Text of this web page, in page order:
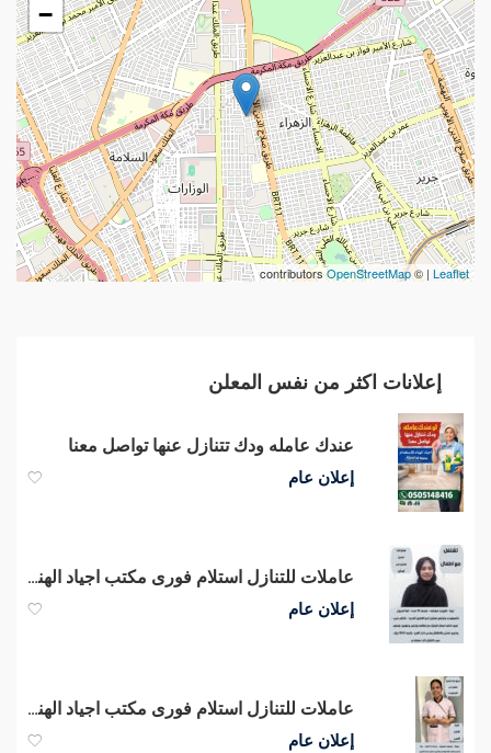
−
Leaflet
| ©
OpenStreetMap
contributors
إعلانات اكثر من نفس المعلن
عندك عامله ودك تتنازل عنها تواصل معنا
إعلان عام
عاملات للتنازل استلام فورى مكتب اجياد الهناء للاستقدام
إعلان عام
عاملات للتنازل استلام فورى مكتب اجياد الهناء للاستقدام
إعلان عام